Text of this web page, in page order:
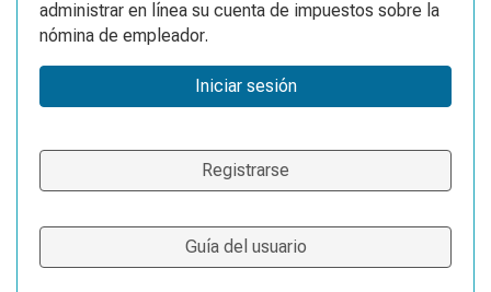
administrar en línea su cuenta de impuestos sobre la
nómina de empleador.
Iniciar sesión
Registrarse
Guía del usuario